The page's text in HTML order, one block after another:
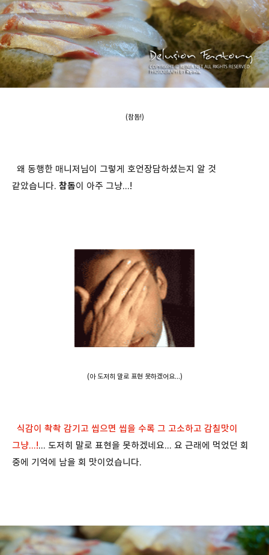
(참돔!)
왜 동행한 매니저님이 그렇게 호언장담하셨는지 알 것
같았습니다. 참돔이 아주 그냥...!
(아 도저히 말로 표현 못하겠어요...)
식감이 촥촥 감기고 씹으면 씹을 수록 그 고소하고 감칠맛이
그냥...!... 도저히 말로 표현을 못하겠네요... 요 근래에 먹었던 회
중에 기억에 남을 회 맛이었습니다.